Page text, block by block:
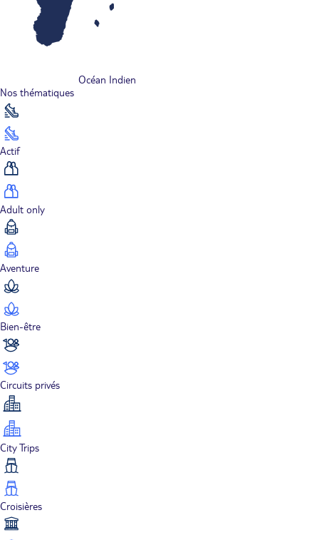
Océan Indien
Nos thématiques
Actif
Adult only
Aventure
Bien-être
Circuits privés
City Trips
Croisières